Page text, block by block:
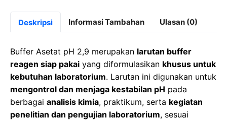
c
b
o
o
k
st
d
o
n
at
s
A
p
p
e
gr
a
m
Deskripsi Informasi Tambahan Ulasan (0)
Buffer Asetat pH 2,9 merupakan larutan buffer
reagen siap pakai yang diformulasikan khusus untuk
kebutuhan laboratorium. Larutan ini digunakan untuk
mengontrol dan menjaga kestabilan pH pada
berbagai analisis kimia, praktikum, serta kegiatan
penelitian dan pengujian laboratorium, sesuai